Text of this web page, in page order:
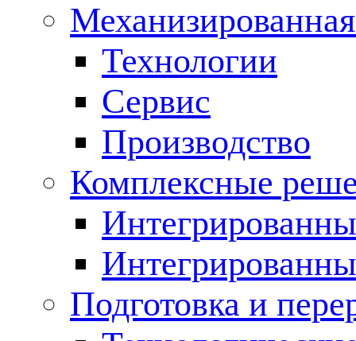
Технологии
Сервис
Производство
Комплексные
Подготовка и